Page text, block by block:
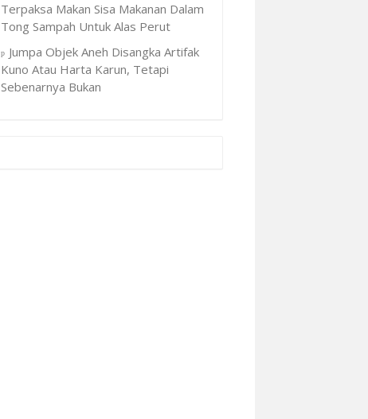
Terpaksa Makan Sisa Makanan Dalam
Tong Sampah Untuk Alas Perut
Jumpa Objek Aneh Disangka Artifak
Kuno Atau Harta Karun, Tetapi
Sebenarnya Bukan